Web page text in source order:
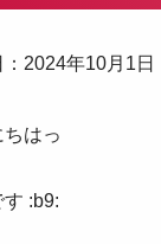
2024年10月1日
ちはっ
:b9: